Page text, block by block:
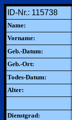
ID-Nr.: 115738
Name:
Vorname:
Geb.-Datum:
Geb.-Ort:
Todes-Datum:
Alter:
Dienstgrad: